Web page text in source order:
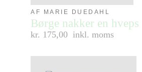
AF MARIE DUEDAHL
Børge nakker en hveps
kr. 175,00 inkl. moms